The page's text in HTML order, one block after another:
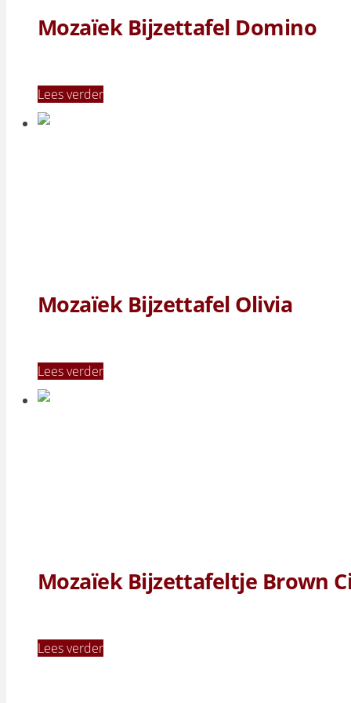
Mozaïek Bijzettafel Domino
Lees verder
Mozaïek Bijzettafel Olivia
Lees verder
Mozaïek Bijzettafeltje Brown
Lees verder